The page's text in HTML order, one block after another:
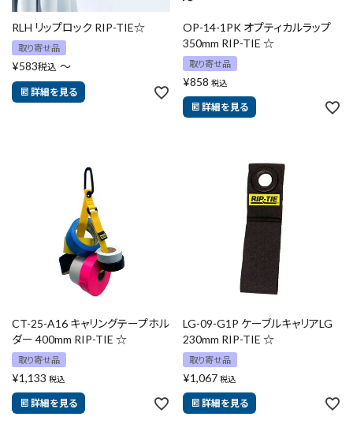
バンスト展示品
カテゴリーから探す ブランドから探す
在庫のない商品を表示しない
RLH リップロック RIP-TIE☆
取り寄せ品
¥583税込 〜
詳細を見る
OP-14-1PK オプティカルラップ
350mm RIP-TIE ☆
取り寄せ品
¥858 税込
詳細を見る
CT-25-A16 キャリングテープホル
ダー 400mm RIP-TIE ☆
取り寄せ品
¥1,133 税込
詳細を見る
LG-09-G1P ケーブルキャリアLG
230mm RIP-TIE ☆
取り寄せ品
¥1,067 税込
詳細を見る